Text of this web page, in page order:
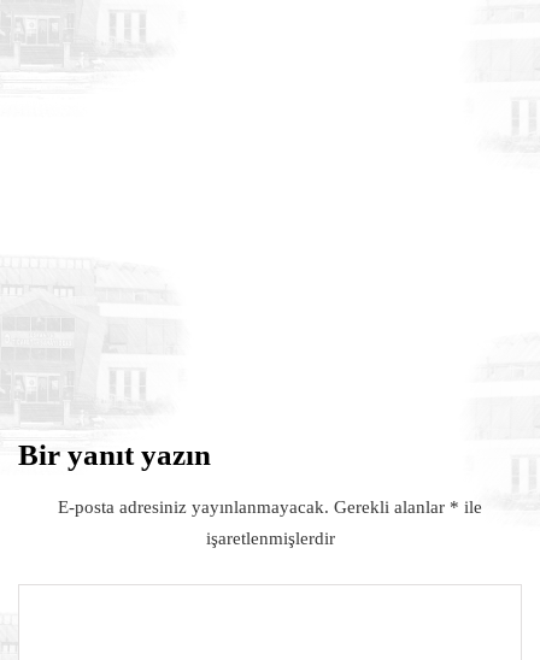
6 Ağustos 2026
TransLogistica Poland 2026 Fuarı
Türkiye Millî Katılım Organizasyonu
Bir yanıt yazın
E-posta adresiniz yayınlanmayacak. Gerekli alanlar * ile
işaretlenmişlerdir